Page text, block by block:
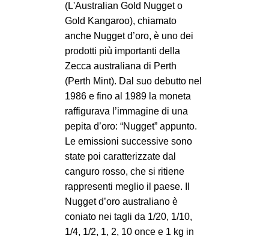
(L'Australian Gold Nugget o
Gold Kangaroo), chiamato
anche Nugget d’oro, è uno dei
prodotti più importanti della
Zecca australiana di Perth
(Perth Mint). Dal suo debutto nel
1986 e fino al 1989 la moneta
raffigurava l’immagine di una
pepita d’oro: “Nugget” appunto.
Le emissioni successive sono
state poi caratterizzate dal
canguro rosso, che si ritiene
rappresenti meglio il paese. Il
Nugget d’oro australiano è
coniato nei tagli da 1/20, 1/10,
1/4, 1/2, 1, 2, 10 once e 1 kg in